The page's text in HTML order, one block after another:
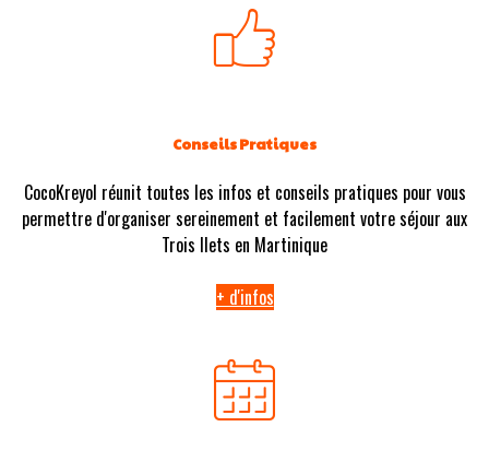
Conseils Pratiques
CocoKreyol réunit toutes les infos et conseils pratiques pour vous
permettre d'organiser sereinement et facilement votre séjour aux
Trois Ilets en Martinique
+ d'infos